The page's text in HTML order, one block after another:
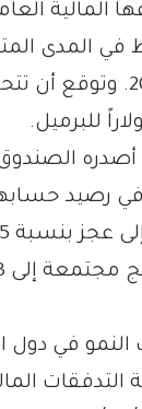
المالية
في المدى
تعافيها إلى مستويات الذروة
رصيد
في دول